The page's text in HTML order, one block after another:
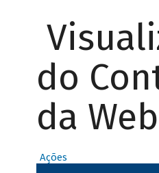
do
da Web
Ações